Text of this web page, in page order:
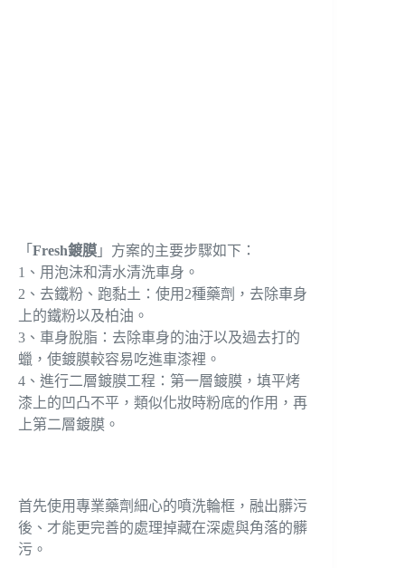
「 Fresh鍍膜 」方案的主要步驟如下：
1、用泡沫和清水清洗車身。
2、去鐵粉、跑黏土：使用2種藥劑，去除車身
上的鐵粉以及柏油。
3、車身脫脂：去除車身的油汙以及過去打的
蠟，使鍍膜較容易吃進車漆裡。
4、進行二層鍍膜工程：第一層鍍膜，填平烤
漆上的凹凸不平，類似化妝時粉底的作用，再
上第二層鍍膜。
首先使用專業藥劑細心的噴洗輪框，融出髒污
後、才能更完善的處理掉藏在深處與角落的髒
污。